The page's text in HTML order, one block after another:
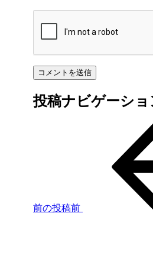
投稿ナビゲーショ
前の投稿前